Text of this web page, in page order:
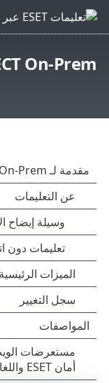
On-Prem